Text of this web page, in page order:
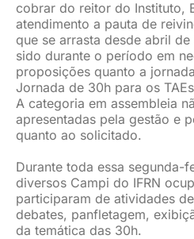
cobrar do reitor do Instituto,
atendimento a pauta de
que se arrasta desde abril
sido durante o período em
proposições quanto a
Jornada de 30h para os
A categoria em assembleia
apresentadas pela gestão e
quanto ao solicitado.
Durante toda essa segunda-
diversos Campi do IFRN
participaram de atividades
debates, panfletagem,
da temática das 30h.